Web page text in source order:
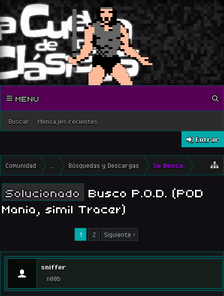
Buscar Mensajes recientes
MENU
Entrar
Comunidad Búsquedas y Descargas Se Busca
Solucionado Busco P.O.D. (POD
Mania, simil Tracer)
1 2 Siguiente >
sniffer
n00b